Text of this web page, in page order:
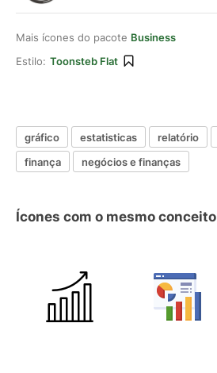
Mais ícones do pacote Business
Estilo: Toonsteb Flat
gráfico estatisticas relatório
finança
negócios e finanças
Ícones com o mesmo conceito